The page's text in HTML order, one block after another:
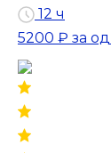
12 ч
5200 ₽ за